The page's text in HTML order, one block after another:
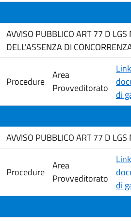
AVVISO PUBBLICO ART 77 D
DELL'ASSENZA DI
Procedure
Area
Provveditorato
di
AVVISO PUBBLICO ART 77 D
Procedure
Area
Provveditorato
di